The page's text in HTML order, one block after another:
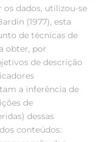
os dados, utilizou-se
(1977), esta
de técnicas de
obter, por
de descrição
a inferência de
de
dessas
conteúdos: